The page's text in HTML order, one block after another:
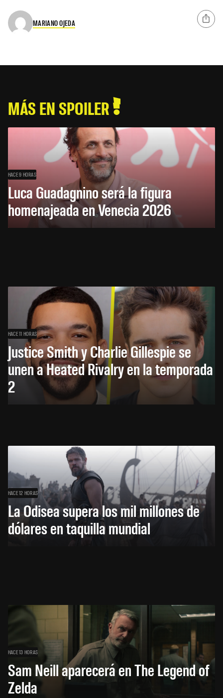
MARIANO OJEDA
MÁS EN SPOILER
HACE 9 HORAS
Luca Guadagnino será la figura
homenajeada en Venecia 2026
HACE 11 HORAS
Justice Smith y Charlie Gillespie se
unen a Heated Rivalry en la temporada
2
HACE 12 HORAS
La Odisea supera los mil millones de
dólares en taquilla mundial
HACE 13 HORAS
Sam Neill aparecerá en The Legend of
Zelda